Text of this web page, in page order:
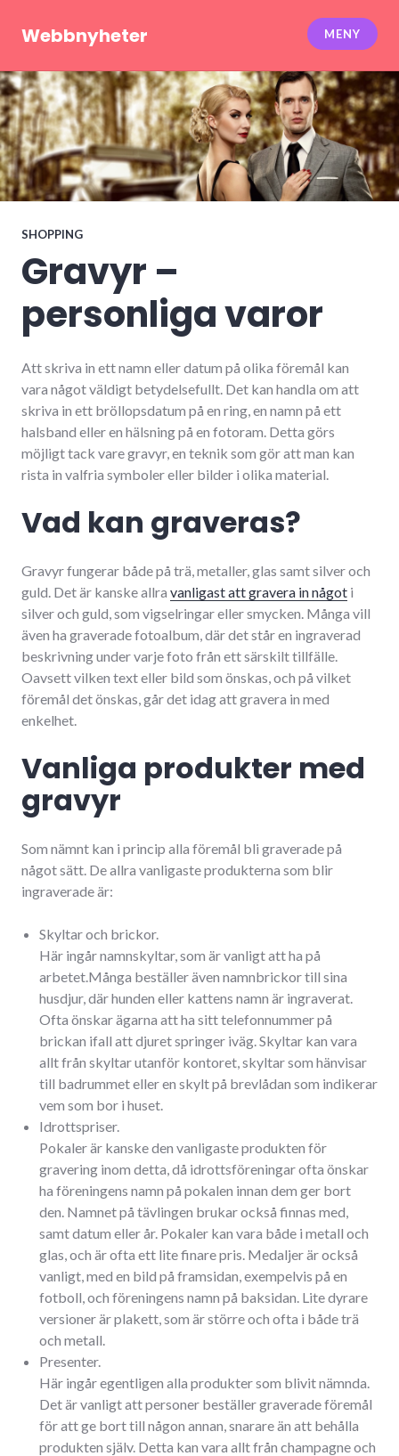
Webbnyheter MENY
SHOPPING
Gravyr –
personliga varor
Att skriva in ett namn eller datum på olika föremål kan
vara något väldigt betydelsefullt. Det kan handla om att
skriva in ett bröllopsdatum på en ring, en namn på ett
halsband eller en hälsning på en fotoram. Detta görs
möjligt tack vare gravyr, en teknik som gör att man kan
rista in valfria symboler eller bilder i olika material.
Vad kan graveras?
Gravyr fungerar både på trä, metaller, glas samt silver och
guld. Det är kanske allra vanligast att gravera in något i
silver och guld, som vigselringar eller smycken. Många vill
även ha graverade fotoalbum, där det står en ingraverad
beskrivning under varje foto från ett särskilt tillfälle.
Oavsett vilken text eller bild som önskas, och på vilket
föremål det önskas, går det idag att gravera in med
enkelhet.
Vanliga produkter med
gravyr
Som nämnt kan i princip alla föremål bli graverade på
något sätt. De allra vanligaste produkterna som blir
ingraverade är:
Skyltar och brickor.
Här ingår namnskyltar, som är vanligt att ha på
arbetet.Många beställer även namnbrickor till sina
husdjur, där hunden eller kattens namn är ingraverat.
Ofta önskar ägarna att ha sitt telefonnummer på
brickan ifall att djuret springer iväg. Skyltar kan vara
allt från skyltar utanför kontoret, skyltar som hänvisar
till badrummet eller en skylt på brevlådan som indikerar
vem som bor i huset.
Idrottspriser.
Pokaler är kanske den vanligaste produkten för
gravering inom detta, då idrottsföreningar ofta önskar
ha föreningens namn på pokalen innan dem ger bort
den. Namnet på tävlingen brukar också finnas med,
samt datum eller år. Pokaler kan vara både i metall och
glas, och är ofta ett lite finare pris. Medaljer är också
vanligt, med en bild på framsidan, exempelvis på en
fotboll, och föreningens namn på baksidan. Lite dyrare
versioner är plakett, som är större och ofta i både trä
och metall.
Presenter.
Här ingår egentligen alla produkter som blivit nämnda.
Det är vanligt att personer beställer graverade föremål
för att ge bort till någon annan, snarare än att behålla
produkten själv. Detta kan vara allt från champagne och